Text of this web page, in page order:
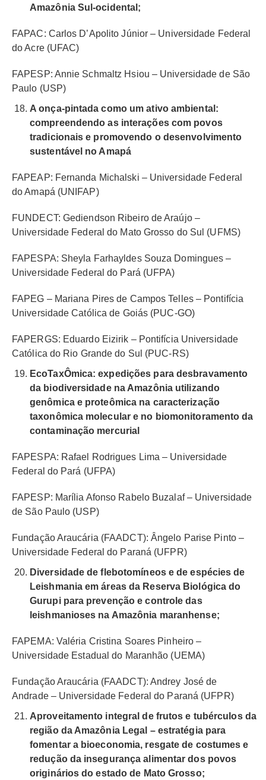
Amazônia Sul-ocidental;
FAPAC: Carlos D’Apolito Júnior – Universidade Federal
do Acre (UFAC)
FAPESP: Annie Schmaltz Hsiou – Universidade de São
Paulo (USP)
A onça-pintada como um ativo ambiental:
compreendendo as interações com povos
tradicionais e promovendo o desenvolvimento
sustentável no Amapá
FAPEAP: Fernanda Michalski – Universidade Federal
do Amapá (UNIFAP)
FUNDECT: Gediendson Ribeiro de Araújo –
Universidade Federal do Mato Grosso do Sul (UFMS)
FAPESPA: Sheyla Farhayldes Souza Domingues –
Universidade Federal do Pará (UFPA)
FAPEG – Mariana Pires de Campos Telles – Pontifícia
Universidade Católica de Goiás (PUC-GO)
FAPERGS: Eduardo Eizirik – Pontifícia Universidade
Católica do Rio Grande do Sul (PUC-RS)
EcoTaxÔmica: expedições para desbravamento
da biodiversidade na Amazônia utilizando
genômica e proteômica na caracterização
taxonômica molecular e no biomonitoramento da
contaminação mercurial
FAPESPA: Rafael Rodrigues Lima – Universidade
Federal do Pará (UFPA)
FAPESP: Marília Afonso Rabelo Buzalaf – Universidade
de São Paulo (USP)
Fundação Araucária (FAADCT): Ângelo Parise Pinto –
Universidade Federal do Paraná (UFPR)
Diversidade de flebotomíneos e de espécies de
Leishmania em áreas da Reserva Biológica do
Gurupi para prevenção e controle das
leishmanioses na Amazônia maranhense;
FAPEMA: Valéria Cristina Soares Pinheiro –
Universidade Estadual do Maranhão (UEMA)
Fundação Araucária (FAADCT): Andrey José de
Andrade – Universidade Federal do Paraná (UFPR)
Aproveitamento integral de frutos e tubérculos da
região da Amazônia Legal – estratégia para
fomentar a bioeconomia, resgate de costumes e
redução da insegurança alimentar dos povos
originários do estado de Mato Grosso;